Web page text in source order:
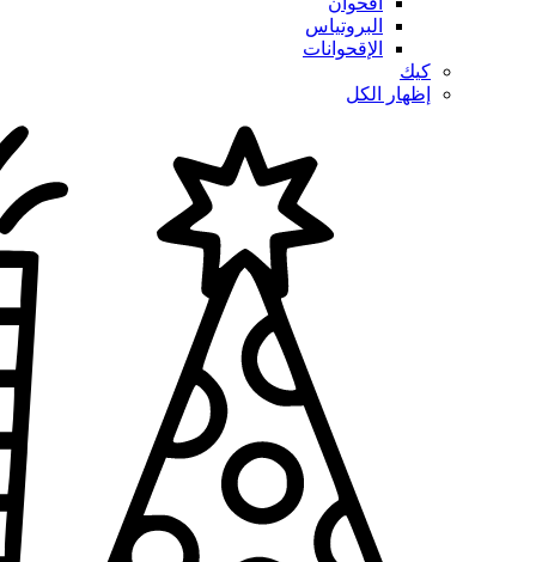
البروتياس
الإقحوانات
كيك
إظهار الكل